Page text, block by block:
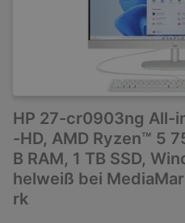
HP 27-cr0903ng All-
-HD, AMD Ryzen™ 5
B RAM, 1 TB SSD,
helweiß bei
rk